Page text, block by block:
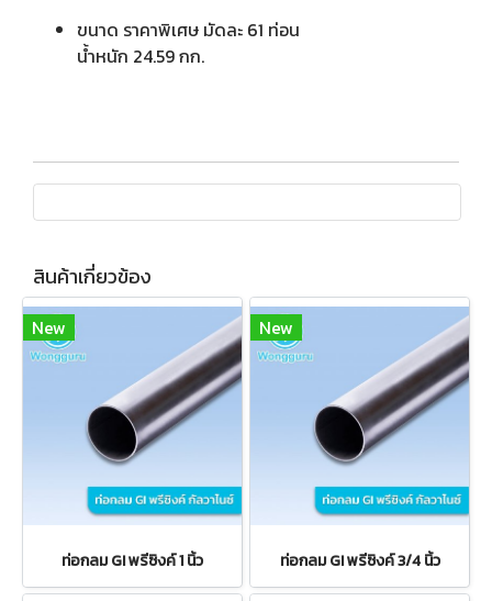
ขนาด ราคาพิเศษ มัดละ 61 ท่อน
น้ำหนัก 24.59 กก.
สินค้าเกี่ยวข้อง
New
ท่อกลม GI พรีซิงค์ 1 นิ้ว
New
ท่อกลม GI พรีซิงค์ 3/4 นิ้ว